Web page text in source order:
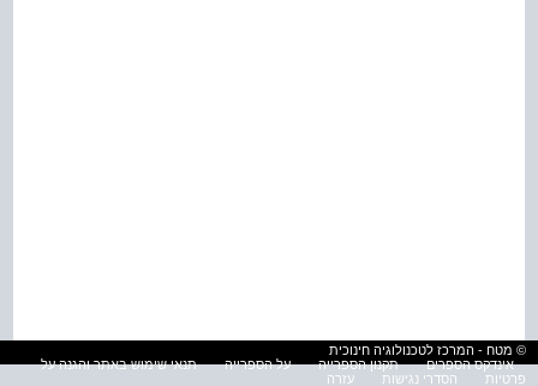
© מטח - המרכז לטכנולוגיה חינוכית
אינדקס הספרים
תקנון הספרייה על הספרייה
תנאי שימוש באתר והגנה על
פרטיות
הסדרי נגישות עזרה